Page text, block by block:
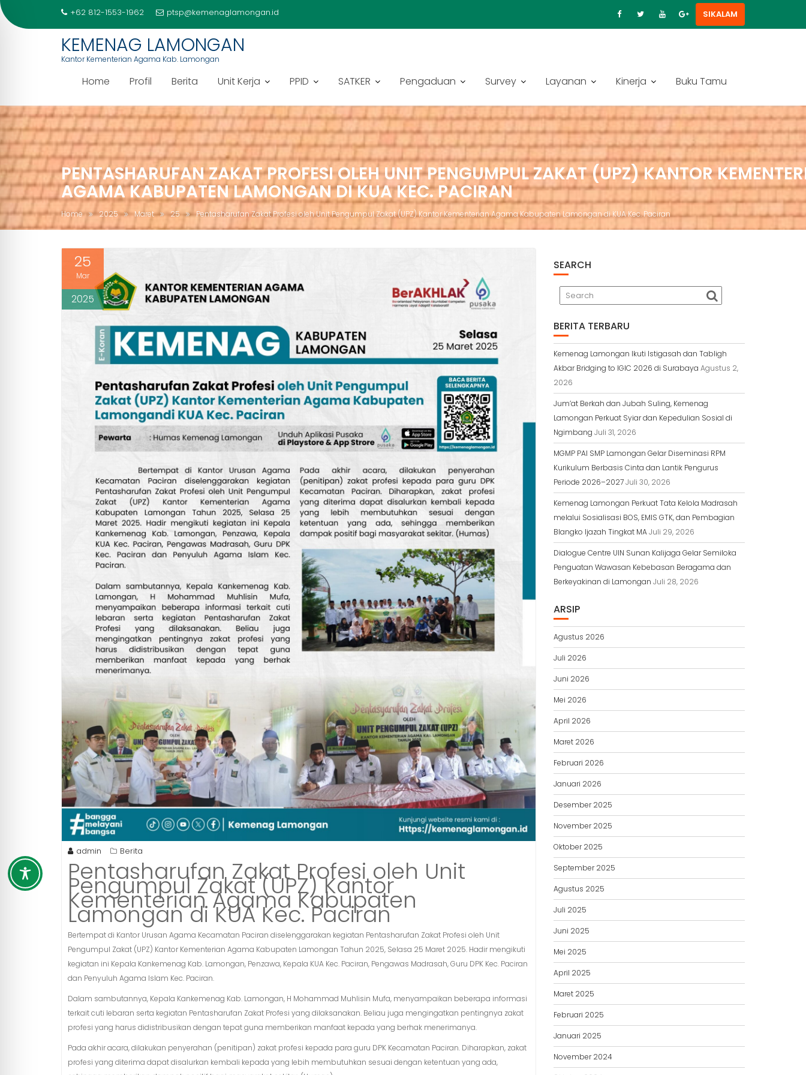
Skip
to
content
+62 812-1553-1962 ptsp@kemenaglamongan.id SIKALAM
KEMENAG LAMONGAN
Kantor Kementerian Agama Kab. Lamongan
Home Profil Berita Unit Kerja PPID SATKER Pengaduan Survey Layanan Kinerja Buku Tamu
PENTASHARUFAN ZAKAT PROFESI OLEH UNIT PENGUMPUL ZAKAT (UPZ) KANTOR
AGAMA KABUPATEN LAMONGAN DI KUA KEC. PACIRAN
Home 2025 Maret 25 Pentasharufan Zakat Profesi oleh Unit Pengumpul Zakat (UPZ) Kantor Kementerian Agama Kabupaten Lamongan di KUA Kec. Paciran
25
Mar
2025
admin Berita
Pentasharufan Zakat Profesi oleh Unit
Pengumpul Zakat (UPZ) Kantor
Kementerian Agama Kabupaten
Lamongan di KUA Kec. Paciran
Bertempat di Kantor Urusan Agama Kecamatan Paciran diselenggarakan kegiatan Pentasharufan Zakat Profesi oleh Unit
Pengumpul Zakat (UPZ) Kantor Kementerian Agama Kabupaten Lamongan Tahun 2025, Selasa 25 Maret 2025. Hadir mengikuti
kegiatan ini Kepala Kankemenag Kab. Lamongan, Penzawa, Kepala KUA Kec. Paciran, Pengawas Madrasah, Guru DPK Kec. Paciran
dan Penyuluh Agama Islam Kec. Paciran.
Dalam sambutannya, Kepala Kankemenag Kab. Lamongan, H Mohammad Muhlisin Mufa, menyampaikan beberapa informasi
terkait cuti lebaran serta kegiatan Pentasharufan Zakat Profesi yang dilaksanakan. Beliau juga mengingatkan pentingnya zakat
profesi yang harus didistribusikan dengan tepat guna memberikan manfaat kepada yang berhak menerimanya.
Pada akhir acara, dilakukan penyerahan (penitipan) zakat profesi kepada para guru DPK Kecamatan Paciran. Diharapkan, zakat
profesi yang diterima dapat disalurkan kembali kepada yang lebih membutuhkan sesuai dengan ketentuan yang ada,
SEARCH
BERITA TERBARU
Kemenag Lamongan Ikuti Istigasah dan Tabligh
Akbar Bridging to IGIC 2026 di Surabaya Agustus 2,
2026
Jum’at Berkah dan Jubah Suling, Kemenag
Lamongan Perkuat Syiar dan Kepedulian Sosial di
Ngimbang Juli 31, 2026
MGMP PAI SMP Lamongan Gelar Diseminasi RPM
Kurikulum Berbasis Cinta dan Lantik Pengurus
Periode 2026–2027Juli 30, 2026
Kemenag Lamongan Perkuat Tata Kelola Madrasah
melalui Sosialisasi BOS, EMIS GTK, dan Pembagian
Blangko Ijazah Tingkat MAJuli 29, 2026
Dialogue Centre UIN Sunan Kalijaga Gelar Semiloka
Penguatan Wawasan Kebebasan Beragama dan
Berkeyakinan di Lamongan Juli 28, 2026
ARSIP
Agustus 2026
Juli 2026
Juni 2026
Mei 2026
April 2026
Maret 2026
Februari 2026
Januari 2026
Desember 2025
November 2025
Oktober 2025
September 2025
Agustus 2025
Juli 2025
Juni 2025
Mei 2025
April 2025
Maret 2025
Februari 2025
Januari 2025
November 2024